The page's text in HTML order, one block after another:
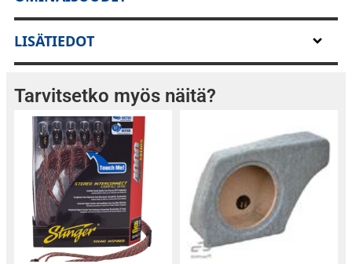
Liittimien eriste ovat korkean eristyskyvyn
omaavaa HDPE muovia ja liittimen sisään on
valettu vastakkaiskartio vedonpostajaksi.
Jokainen liitin vetolujuus-testataan
laadunvalvonnassa turvallisen ja tiukan
kontaktin varmistamiseksi.
Kaapelissa on myös erillinen johdin jota voidaan
käyttää häiriönpoiston apuna maadoitetukseen.
LISÄTIEDOT
Tarvitsetko myös näitä?